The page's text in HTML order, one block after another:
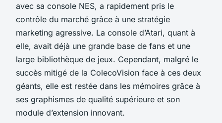
avec sa console NES, a rapidement pris le
contrôle du marché grâce à une stratégie
marketing agressive. La console d’Atari, quant à
elle, avait déjà une grande base de fans et une
large bibliothèque de jeux. Cependant, malgré le
succès mitigé de la ColecoVision face à ces deux
géants, elle est restée dans les mémoires grâce à
ses graphismes de qualité supérieure et son
module d’extension innovant.